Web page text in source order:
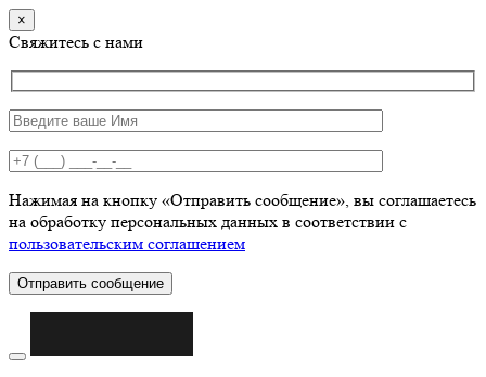
×
Свяжитесь с нами
Нажимая на кнопку «Отправить сообщение», вы соглашаетесь
на обработку персональных данных в соответствии с
пользовательским соглашением
Отправить сообщение